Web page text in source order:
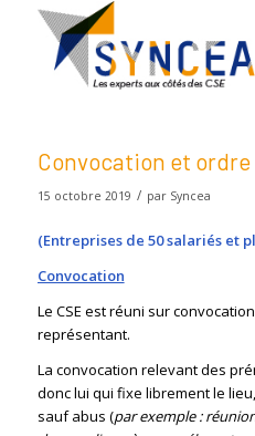
Convocation et ordre
15 octobre 2019 / par Syncea
(Entreprises de 50 salariés et
Convocation
Le CSE est réuni sur
représentant.
La convocation relevant des
donc lui qui fixe librement le
sauf abus (par exemple :